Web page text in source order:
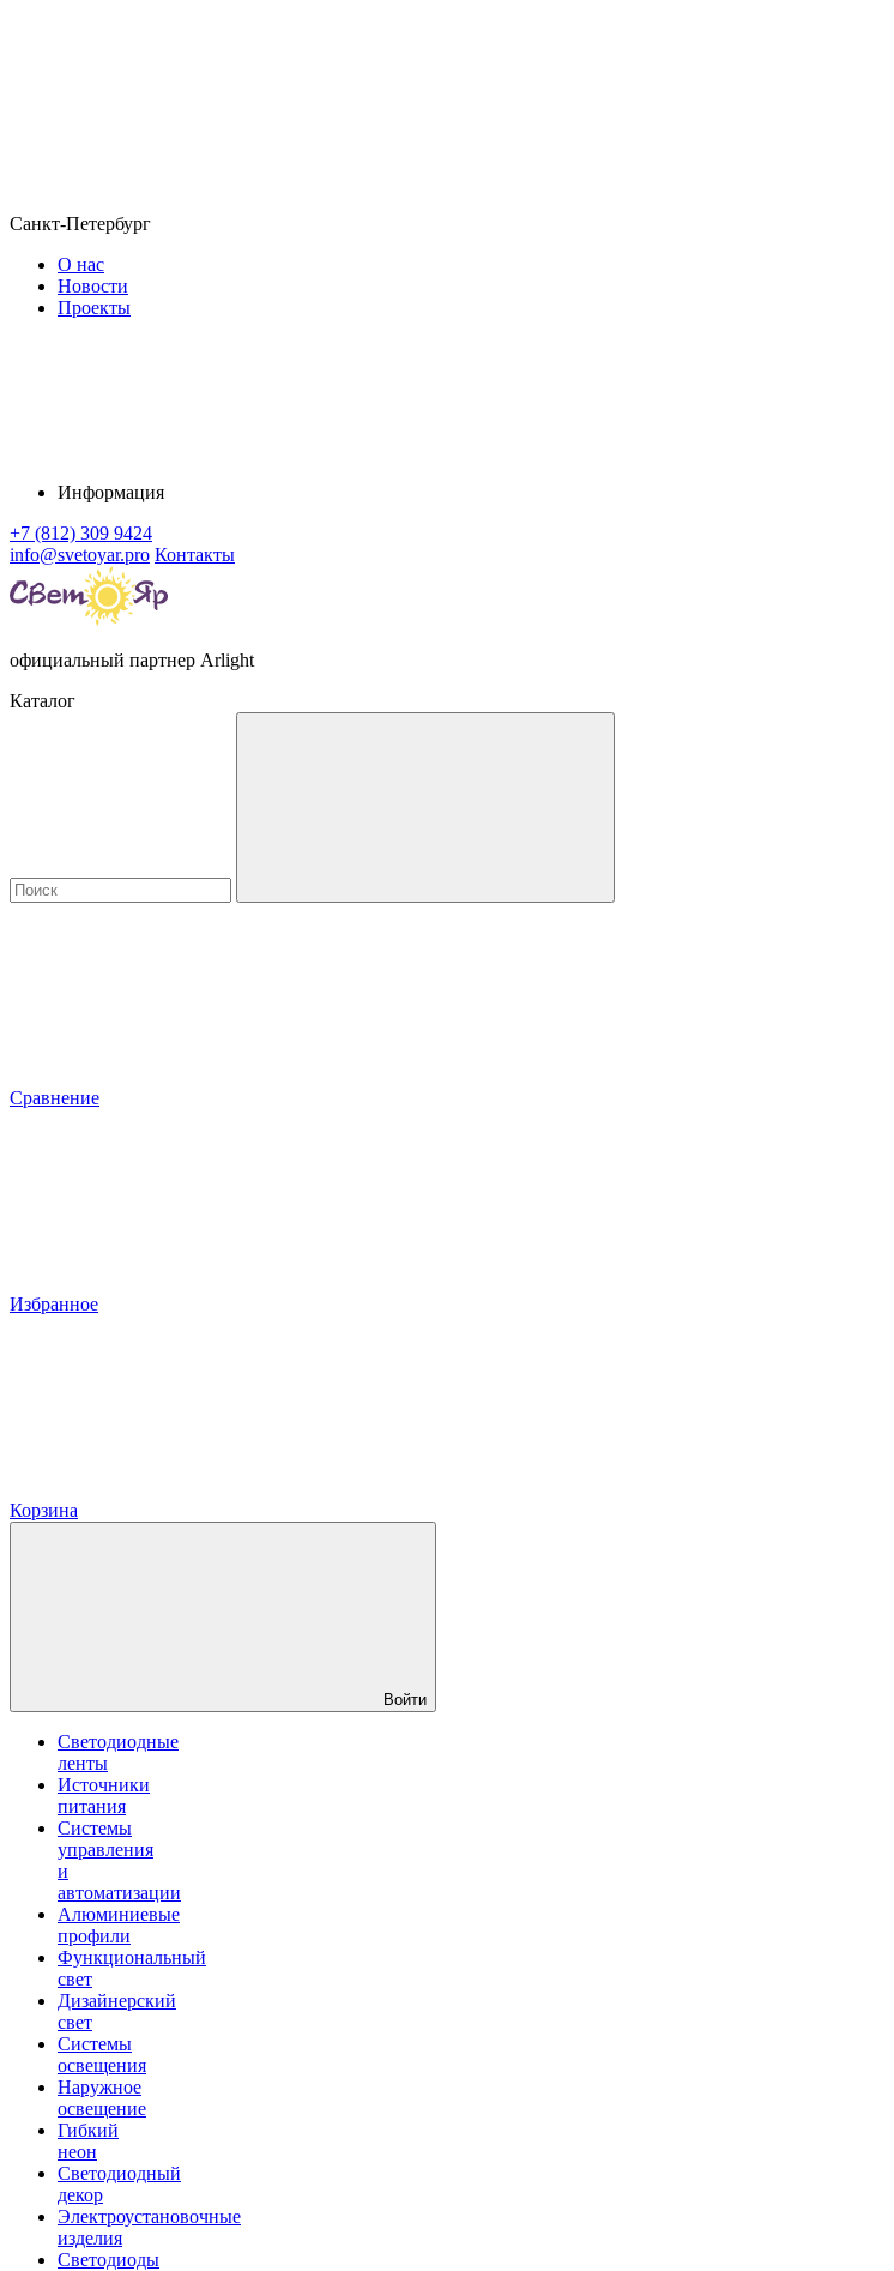
Санкт-Петербург
О нас
Новости
Проекты
Информация
+7 (812) 309 9424
info@svetoyar.pro Контакты
официальный партнер Arlight
Каталог
Сравнение
Избранное
Корзина
Войти
Светодиодные
ленты
Источники
питания
Системы
управления
и
автоматизации
Алюминиевые
профили
Функциональный
свет
Дизайнерский
свет
Системы
освещения
Наружное
освещение
Гибкий
неон
Светодиодный
декор
Электроустановочные
изделия
Светодиоды